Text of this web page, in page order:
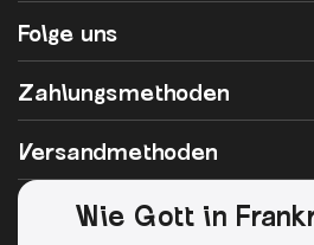
Folge uns
Zahlungsmethoden
Versandmethoden
Wie Gott in